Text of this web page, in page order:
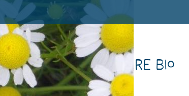
Bio
matricaire Bio
latin : Matricaria chamomilla L.